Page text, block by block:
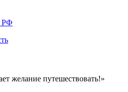
РФ
желание путешествовать!»